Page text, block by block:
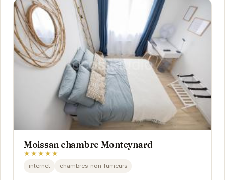
Moissan chambre Monteynard
★★★★★
internet chambres-non-fumeurs